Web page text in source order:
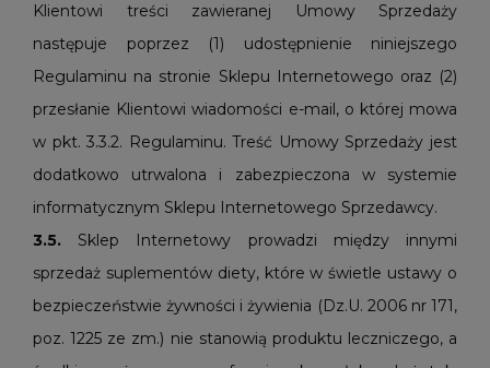
Klientowi treści zawieranej Umowy Sprzedaży
następuje poprzez (1) udostępnienie niniejszego
Regulaminu na stronie Sklepu Internetowego oraz (2)
przesłanie Klientowi wiadomości e-mail, o której mowa
w pkt. 3.3.2. Regulaminu. Treść Umowy Sprzedaży jest
dodatkowo utrwalona i zabezpieczona w systemie
informatycznym Sklepu Internetowego Sprzedawcy.
3.5. Sklep Internetowy prowadzi między innymi
sprzedaż suplementów diety, które w świetle ustawy o
bezpieczeństwie żywności i żywienia (Dz.U. 2006 nr 171,
poz. 1225 ze zm.) nie stanowią produktu leczniczego, a